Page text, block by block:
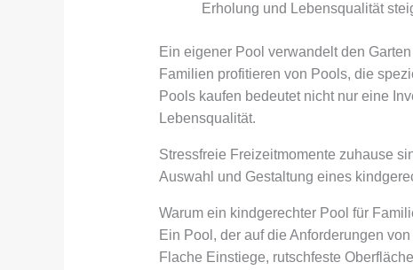
Erholung und Lebensqualität
Ein eigener Pool verwandelt den
Familien profitieren von Pools, die
Pools kaufen bedeutet nicht nur eine
Lebensqualität.
Stressfreie Freizeitmomente zuhause
Auswahl und Gestaltung eines
Warum ein kindgerechter Pool für
Ein Pool, der auf die Anforderungen
Flache Einstiege, rutschfeste